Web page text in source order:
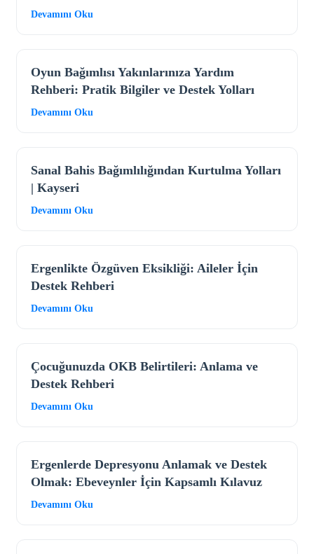
Devamını Oku
Oyun Bağımlısı Yakınlarınıza Yardım
Rehberi: Pratik Bilgiler ve Destek Yolları
Devamını Oku
Sanal Bahis Bağımlılığından Kurtulma Yolları
| Kayseri
Devamını Oku
Ergenlikte Özgüven Eksikliği: Aileler İçin
Destek Rehberi
Devamını Oku
Çocuğunuzda OKB Belirtileri: Anlama ve
Destek Rehberi
Devamını Oku
Ergenlerde Depresyonu Anlamak ve Destek
Olmak: Ebeveynler İçin Kapsamlı Kılavuz
Devamını Oku